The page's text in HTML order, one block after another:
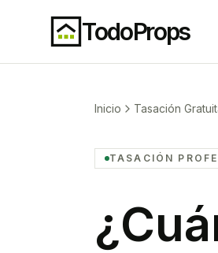
TodoProps
Inicio Tasación
TASACIÓN